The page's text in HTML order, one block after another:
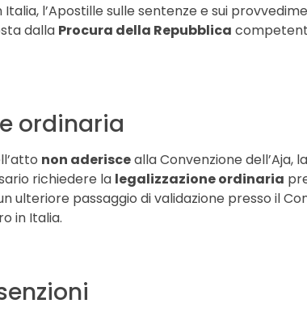
Italia, l’Apostille sulle sentenze e sui
dalla Procura della Repubblica
ordinaria
non aderiscealla Convenzione dell’Aja,
richiedere la legalizzazione ordinaria
ulteriore passaggio di validazione presso il
in Italia.